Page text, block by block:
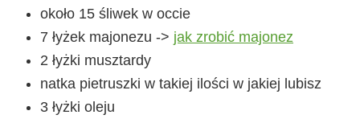
około 15 śliwek w occie
7 łyżek majonezu -> jak zrobić majonez
2 łyżki musztardy
natka pietruszki w takiej ilości w jakiej lubisz
3 łyżki oleju